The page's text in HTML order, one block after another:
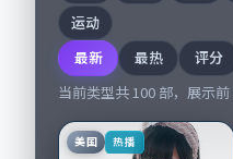
运动
最新
最热
评分
当前类型共100 部，展示前
美国 热播